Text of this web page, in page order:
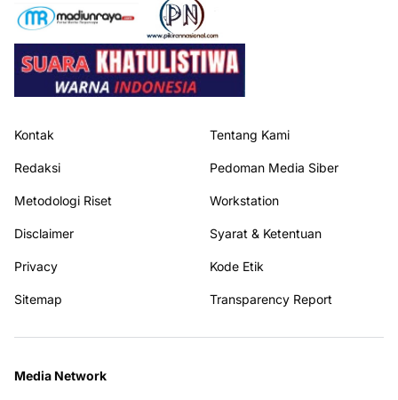
Kontak Tentang Kami
Redaksi Pedoman Media Siber
Metodologi Riset Workstation
Disclaimer Syarat & Ketentuan
Privacy Kode Etik
Sitemap Transparency Report
Media Network